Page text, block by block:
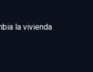
la vivienda